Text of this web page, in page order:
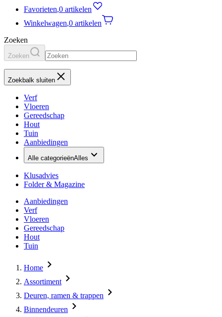
Favorieten,0 artikelen
Winkelwagen,0 artikelen
Zoeken
Zoeken
Zoekbalk sluiten
Verf
Vloeren
Gereedschap
Hout
Tuin
Aanbiedingen
Alle categorieënAlles
Klusadvies
Folder & Magazine
Aanbiedingen
Verf
Vloeren
Gereedschap
Hout
Tuin
Home
Assortiment
Deuren, ramen & trappen
Binnendeuren